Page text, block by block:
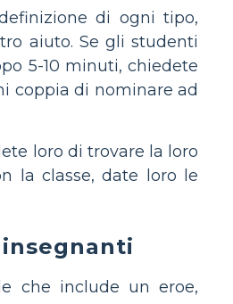
di ogni tipo,
aiuto. Se gli studenti
5-10 minuti, chiedete
coppia di nominare ad
loro di trovare la loro
la classe, date loro le
che include un eroe,